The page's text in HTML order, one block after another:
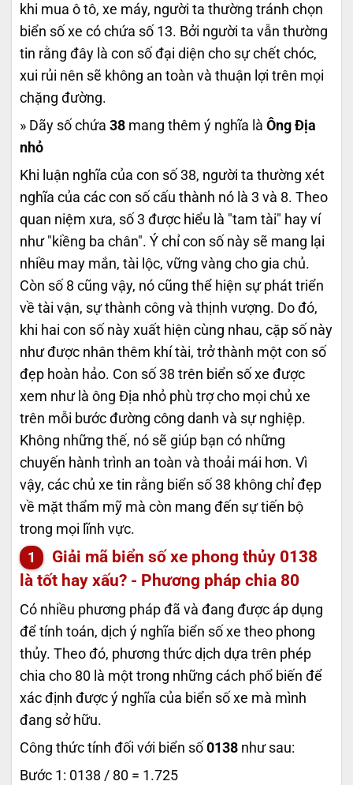
khi mua ô tô, xe máy, người ta thường tránh chọn
biển số xe có chứa số 13. Bởi người ta vẫn thường
tin rằng đây là con số đại diện cho sự chết chóc,
xui rủi nên sẽ không an toàn và thuận lợi trên mọi
chặng đường.
» Dãy số chứa 38 mang thêm ý nghĩa là Ông Địa
nhỏ
Khi luận nghĩa của con số 38, người ta thường xét
nghĩa của các con số cấu thành nó là 3 và 8. Theo
quan niệm xưa, số 3 được hiểu là "tam tài" hay ví
như "kiềng ba chân". Ý chỉ con số này sẽ mang lại
nhiều may mắn, tài lộc, vững vàng cho gia chủ.
Còn số 8 cũng vậy, nó cũng thể hiện sự phát triển
về tài vận, sự thành công và thịnh vượng. Do đó,
khi hai con số này xuất hiện cùng nhau, cặp số này
như được nhân thêm khí tài, trở thành một con số
đẹp hoàn hảo. Con số 38 trên biển số xe được
xem như là ông Địa nhỏ phù trợ cho mọi chủ xe
trên mỗi bước đường công danh và sự nghiệp.
Không những thế, nó sẽ giúp bạn có những
chuyến hành trình an toàn và thoải mái hơn. Vì
vậy, các chủ xe tin rằng biển số 38 không chỉ đẹp
về mặt thẩm mỹ mà còn mang đến sự tiến bộ
trong mọi lĩnh vực.
Giải mã biển số xe phong thủy 0138
là tốt hay xấu? - Phương pháp chia 80
Có nhiều phương pháp đã và đang được áp dụng
để tính toán, dịch ý nghĩa biển số xe theo phong
thủy. Theo đó, phương thức dịch dựa trên phép
chia cho 80 là một trong những cách phổ biến để
xác định được ý nghĩa của biển số xe mà mình
đang sở hữu.
Công thức tính đối với biển số 0138 như sau:
Bước 1: 0138 / 80 = 1.725